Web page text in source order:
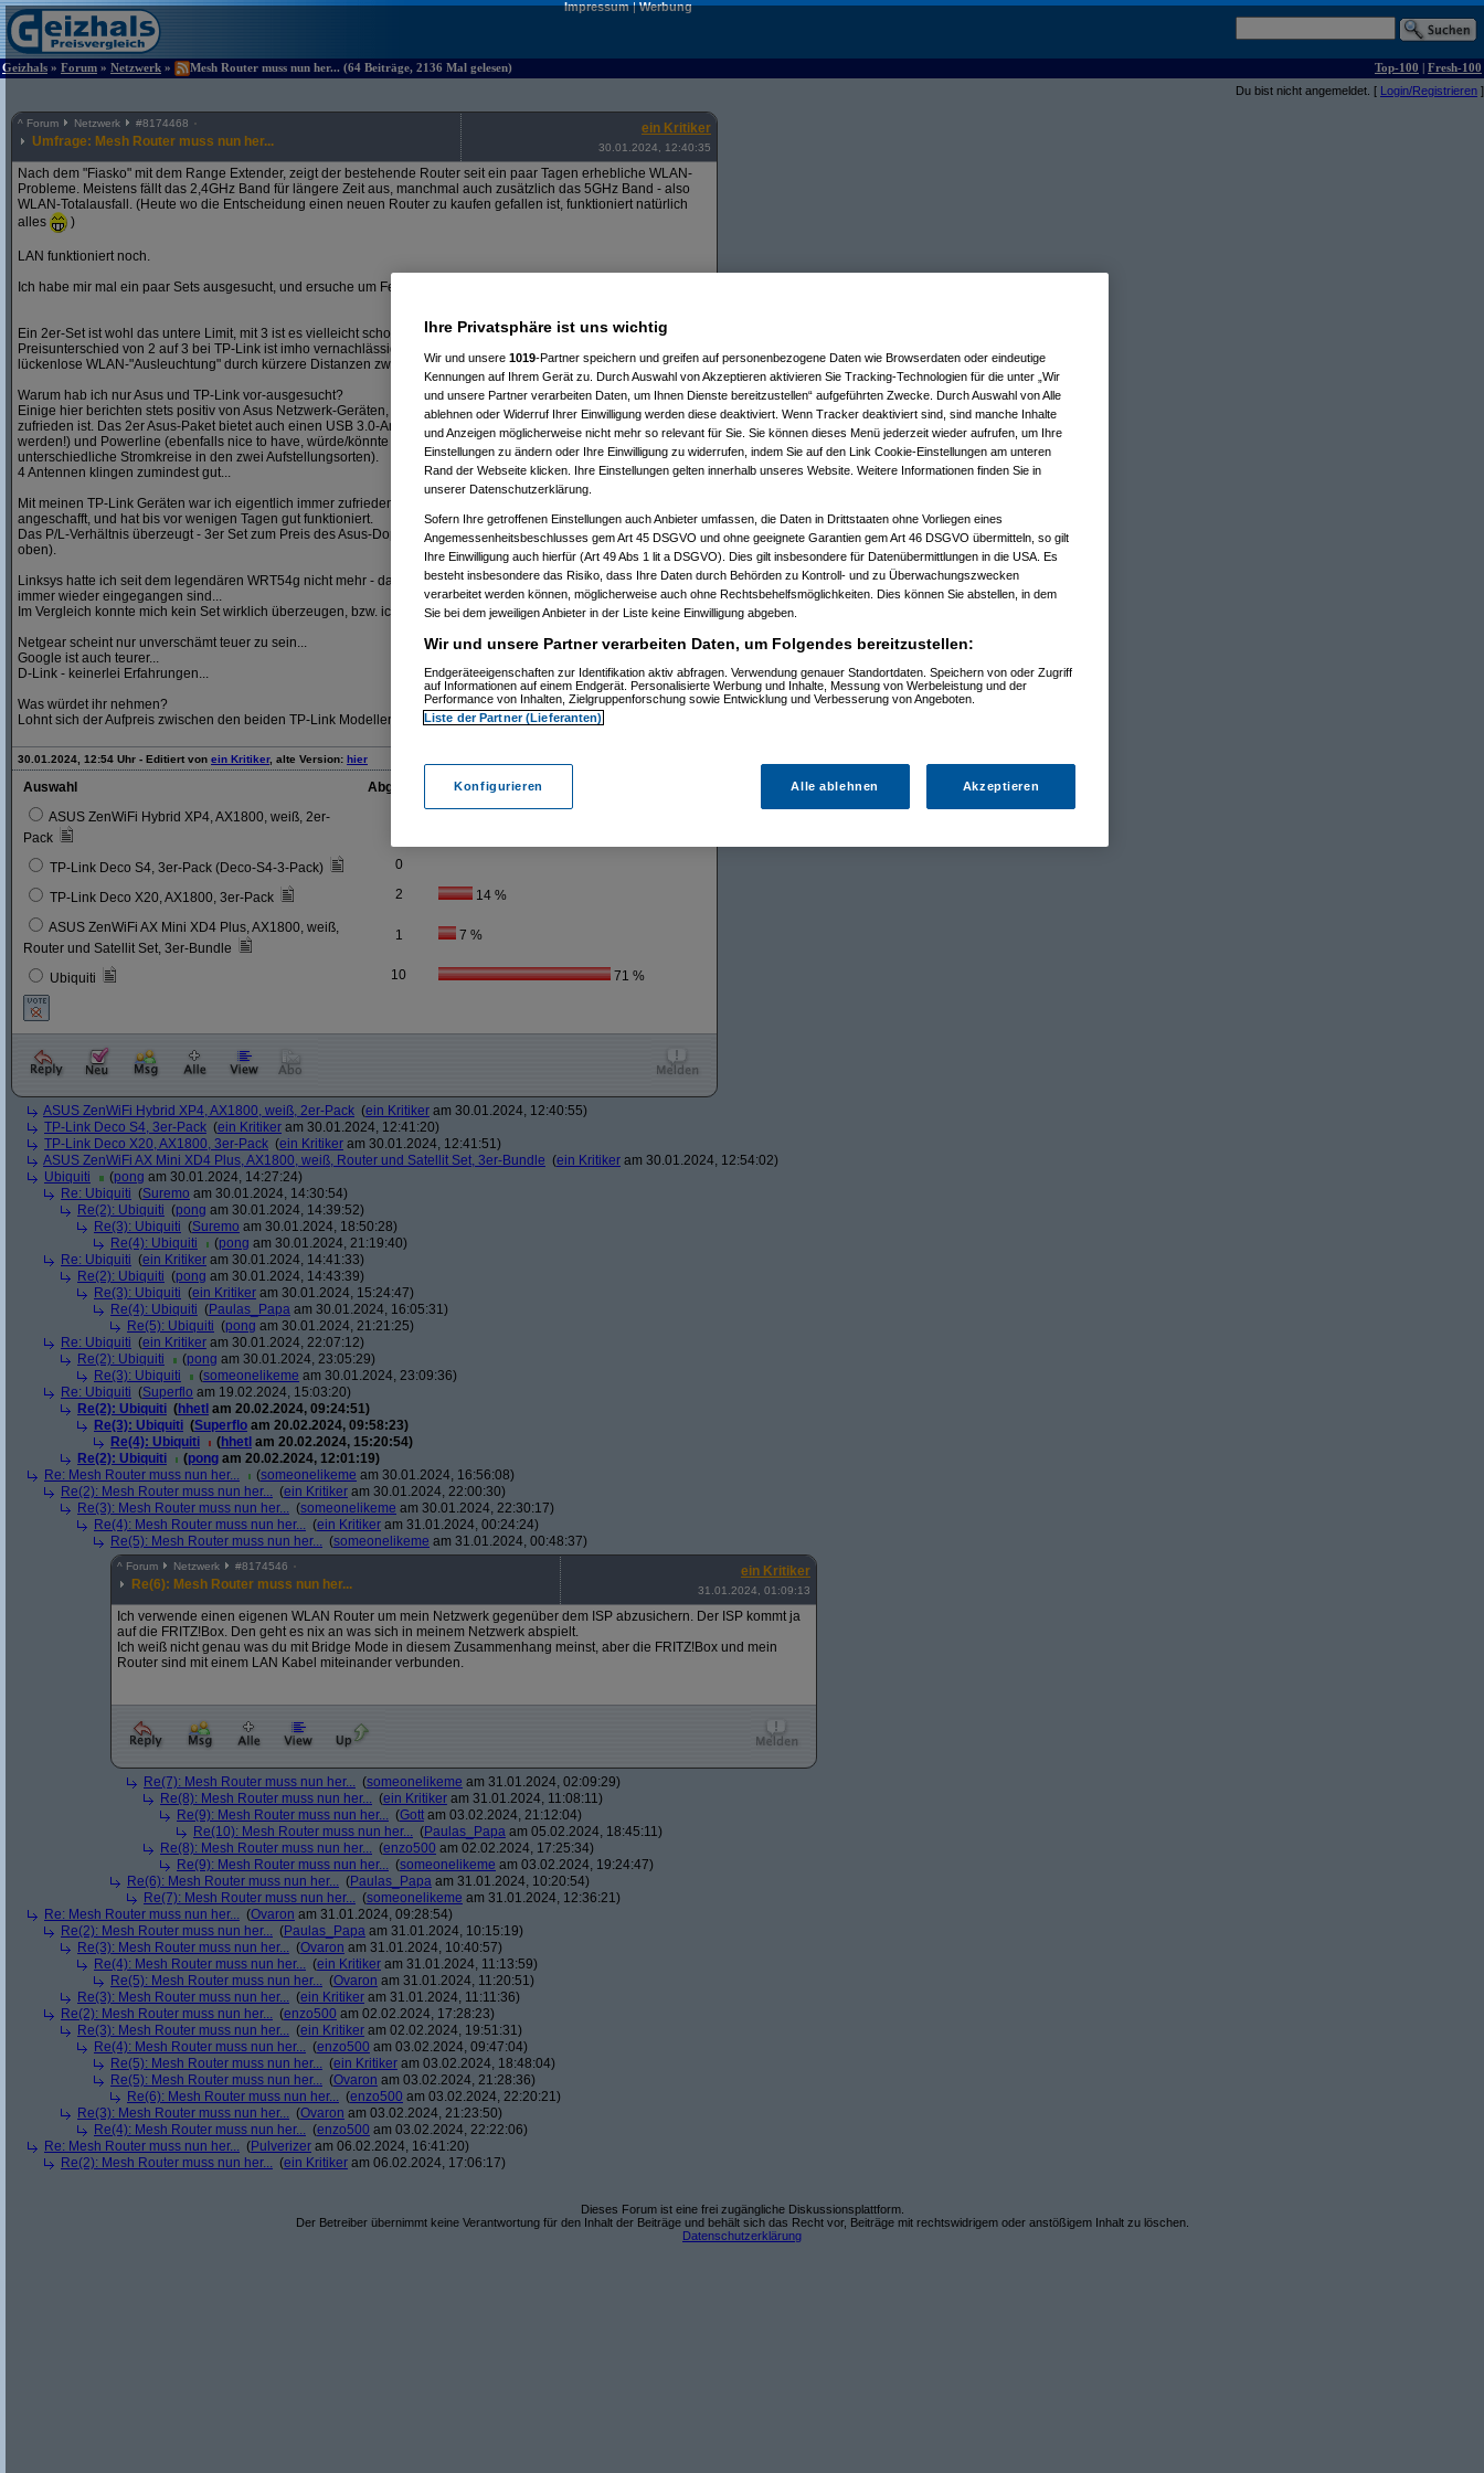
Impressum|Werbung
Geizhals » Forum » Netzwerk » Mesh Router muss nun her... (64 Beiträge, 2136 Mal gelesen) Top-100 | Fresh-100
Du bist nicht angemeldet. [ Login/Registrieren ]
^ Forum Netzwerk #8174468
Umfrage: Mesh Router muss nun her...
ein Kritiker
30.01.2024, 12:40:35
Nach dem "Fiasko" mit dem Range Extender, zeigt der bestehende Router seit ein paar Tagen erhebliche WLAN-
Probleme. Meistens fällt das 2,4GHz Band für längere Zeit aus, manchmal auch zusätzlich das 5GHz Band - also
WLAN-Totalausfall. (Heute wo die Entscheidung einen neuen Router zu kaufen gefallen ist, funktioniert natürlich
alles
)
LAN funktioniert noch.
Ich habe mir mal ein paar Sets ausgesucht, und ersuche um Feedback bzw. Teilnahme an der Abstimmung.
Ein 2er-Set ist wohl das untere Limit, mit 3 ist es vielleicht schon mit Kanonen auf Spatzen schießen - aber der
Preisunterschied von 2 auf 3 bei TP-Link ist imho vernachlässigbar, zudem erwarte ich mir dadurch eine wirklich
lückenlose WLAN-"Ausleuchtung" durch kürzere Distanzen zwischen den einzelnen Einheiten.
Warum hab ich nur Asus und TP-Link vor-ausgesucht?
Einige hier berichten stets positiv von Asus Netzwerk-Geräten, habe auch einen guten Freund der mit seinem sehr
zufrieden ist. Das 2er Asus-Paket bietet auch einen USB 3.0-Anschluss (nice to have, würde aktuell nicht genutzt
werden!) und Powerline (ebenfalls nice to have, würde/könnte aber ebenfalls nicht genutzt werden -
unterschiedliche Stromkreise in den zwei Aufstellungsorten).
4 Antennen klingen zumindest gut...
Mit meinen TP-Link Geräten war ich eigentlich immer zufrieden. Der aktuelle Router, ein Archer C3200 wurde 2016
angeschafft, und hat bis vor wenigen Tagen gut funktioniert.
Das P/L-Verhältnis überzeugt - 3er Set zum Preis des Asus-Doppelpacks (bei weniger Schnick-Schnack, siehe
oben).
Linksys hatte ich seit dem legendären WRT54g nicht mehr - davon aber glaub ich 3 Stück, weil die Drecksdinger
immer wieder eingegangen sind...
Im Vergleich konnte mich kein Set wirklich überzeugen, bzw. ich sah keinen Mehrwert. Sieht das wer anders?
Netgear scheint nur unverschämt teuer zu sein...
Google ist auch teurer...
D-Link - keinerlei Erfahrungen...
Was würdet ihr nehmen?
Lohnt sich der Aufpreis zwischen den beiden TP-Link Modellen?
30.01.2024, 12:54 Uhr - Editiert von ein Kritiker, alte Version: hier
Auswahl
Abgegebene Stimmen
ASUS ZenWiFi Hybrid XP4, AX1800, weiß, 2er-
Pack
TP-Link Deco S4, 3er-Pack (Deco-S4-3-Pack) 0
TP-Link Deco X20, AX1800, 3er-Pack 2 14 %
ASUS ZenWiFi AX Mini XD4 Plus, AX1800, weiß,
Router und Satellit Set, 3er-Bundle
1 7 %
Ubiquiti 10 71 %
ASUS ZenWiFi Hybrid XP4, AX1800, weiß, 2er-Pack (ein Kritiker am 30.01.2024, 12:40:55)
TP-Link Deco S4, 3er-Pack (ein Kritiker am 30.01.2024, 12:41:20)
TP-Link Deco X20, AX1800, 3er-Pack (ein Kritiker am 30.01.2024, 12:41:51)
ASUS ZenWiFi AX Mini XD4 Plus, AX1800, weiß, Router und Satellit Set, 3er-Bundle (ein Kritiker am 30.01.2024, 12:54:02)
Ubiquiti
(pong am 30.01.2024, 14:27:24)
Re: Ubiquiti (Suremo am 30.01.2024, 14:30:54)
Re(2): Ubiquiti (pong am 30.01.2024, 14:39:52)
Re(3): Ubiquiti (Suremo am 30.01.2024, 18:50:28)
Re(4): Ubiquiti
(pong am 30.01.2024, 21:19:40)
Re: Ubiquiti (ein Kritiker am 30.01.2024, 14:41:33)
Re(2): Ubiquiti (pong am 30.01.2024, 14:43:39)
Re(3): Ubiquiti (ein Kritiker am 30.01.2024, 15:24:47)
Re(4): Ubiquiti (Paulas_Papa am 30.01.2024, 16:05:31)
Re(5): Ubiquiti (pong am 30.01.2024, 21:21:25)
Re: Ubiquiti (ein Kritiker am 30.01.2024, 22:07:12)
Re(2): Ubiquiti
(pong am 30.01.2024, 23:05:29)
Re(3): Ubiquiti
(someonelikeme am 30.01.2024, 23:09:36)
Re: Ubiquiti (Superflo am 19.02.2024, 15:03:20)
Re(2): Ubiquiti (hhetl am 20.02.2024, 09:24:51)
Re(3): Ubiquiti (Superflo am 20.02.2024, 09:58:23)
Re(4): Ubiquiti
(hhetl am 20.02.2024, 15:20:54)
Re(2): Ubiquiti
(pong am 20.02.2024, 12:01:19)
Re: Mesh Router muss nun her...
(someonelikeme am 30.01.2024, 16:56:08)
Re(2): Mesh Router muss nun her... (ein Kritiker am 30.01.2024, 22:00:30)
Re(3): Mesh Router muss nun her... (someonelikeme am 30.01.2024, 22:30:17)
Re(4): Mesh Router muss nun her... (ein Kritiker am 31.01.2024, 00:24:24)
Re(5): Mesh Router muss nun her... (someonelikeme am 31.01.2024, 00:48:37)
^ Forum Netzwerk #8174546
Re(6): Mesh Router muss nun her...
ein Kritiker
31.01.2024, 01:09:13
Ich verwende einen eigenen WLAN Router um mein Netzwerk gegenüber dem ISP abzusichern. Der ISP kommt ja
auf die FRITZ!Box. Den geht es nix an was sich in meinem Netzwerk abspielt.
Ich weiß nicht genau was du mit Bridge Mode in diesem Zusammenhang meinst, aber die FRITZ!Box und mein
Router sind mit einem LAN Kabel miteinander verbunden.
Re(7): Mesh Router muss nun her... (someonelikeme am 31.01.2024, 02:09:29)
Re(8): Mesh Router muss nun her... (ein Kritiker am 31.01.2024, 11:08:11)
Re(9): Mesh Router muss nun her... (Gott am 03.02.2024, 21:12:04)
Re(10): Mesh Router muss nun her... (Paulas_Papa am 05.02.2024, 18:45:11)
Re(8): Mesh Router muss nun her... (enzo500 am 02.02.2024, 17:25:34)
Re(9): Mesh Router muss nun her... (someonelikeme am 03.02.2024, 19:24:47)
Re(6): Mesh Router muss nun her... (Paulas_Papa am 31.01.2024, 10:20:54)
Re(7): Mesh Router muss nun her... (someonelikeme am 31.01.2024, 12:36:21)
Re: Mesh Router muss nun her... (Ovaron am 31.01.2024, 09:28:54)
Re(2): Mesh Router muss nun her... (Paulas_Papa am 31.01.2024, 10:15:19)
Re(3): Mesh Router muss nun her... (Ovaron am 31.01.2024, 10:40:57)
Re(4): Mesh Router muss nun her... (ein Kritiker am 31.01.2024, 11:13:59)
Re(5): Mesh Router muss nun her... (Ovaron am 31.01.2024, 11:20:51)
Re(3): Mesh Router muss nun her... (ein Kritiker am 31.01.2024, 11:11:36)
Re(2): Mesh Router muss nun her... (enzo500 am 02.02.2024, 17:28:23)
Re(3): Mesh Router muss nun her... (ein Kritiker am 02.02.2024, 19:51:31)
Re(4): Mesh Router muss nun her... (enzo500 am 03.02.2024, 09:47:04)
Re(5): Mesh Router muss nun her... (ein Kritiker am 03.02.2024, 18:48:04)
Re(5): Mesh Router muss nun her... (Ovaron am 03.02.2024, 21:28:36)
Re(6): Mesh Router muss nun her... (enzo500 am 03.02.2024, 22:20:21)
Re(3): Mesh Router muss nun her... (Ovaron am 03.02.2024, 21:23:50)
Re(4): Mesh Router muss nun her... (enzo500 am 03.02.2024, 22:22:06)
Re: Mesh Router muss nun her... (Pulverizer am 06.02.2024, 16:41:20)
Re(2): Mesh Router muss nun her... (ein Kritiker am 06.02.2024, 17:06:17)
Dieses Forum ist eine frei zugängliche Diskussionsplattform.
Der Betreiber übernimmt keine Verantwortung für den Inhalt der Beiträge und behält sich das Recht vor, Beiträge mit rechtswidrigem oder anstößigem Inhalt zu löschen.
Datenschutzerklärung
Ihre Privatsphäre ist uns wichtig
Wir und unsere 1019-Partner speichern und greifen auf personenbezogene Daten wie Browserdaten oder eindeutige
Kennungen auf Ihrem Gerät zu. Durch Auswahl von Akzeptieren aktivieren Sie Tracking-Technologien für die unter „Wir
und unsere Partner verarbeiten Daten, um Ihnen Dienste bereitzustellen“ aufgeführten Zwecke. Durch Auswahl von Alle
ablehnen oder Widerruf Ihrer Einwilligung werden diese deaktiviert. Wenn Tracker deaktiviert sind, sind manche Inhalte
und Anzeigen möglicherweise nicht mehr so relevant für Sie. Sie können dieses Menü jederzeit wieder aufrufen, um Ihre
Einstellungen zu ändern oder Ihre Einwilligung zu widerrufen, indem Sie auf den Link Cookie-Einstellungen am unteren
Rand der Webseite klicken. Ihre Einstellungen gelten innerhalb unseres Website. Weitere Informationen finden Sie in
unserer Datenschutzerklärung.
Sofern Ihre getroffenen Einstellungen auch Anbieter umfassen, die Daten in Drittstaaten ohne Vorliegen eines
Angemessenheitsbeschlusses gem Art 45 DSGVO und ohne geeignete Garantien gem Art 46 DSGVO übermitteln, so gilt
Ihre Einwilligung auch hierfür (Art 49 Abs 1 lit a DSGVO). Dies gilt insbesondere für Datenübermittlungen in die USA. Es
besteht insbesondere das Risiko, dass Ihre Daten durch Behörden zu Kontroll- und zu Überwachungszwecken
verarbeitet werden können, möglicherweise auch ohne Rechtsbehelfsmöglichkeiten. Dies können Sie abstellen, in dem
Sie bei dem jeweiligen Anbieter in der Liste keine Einwilligung abgeben.
Wir und unsere Partner verarbeiten Daten, um Folgendes bereitzustellen:
Endgeräteeigenschaften zur Identifikation aktiv abfragen. Verwendung genauer Standortdaten. Speichern von oder Zugriff
auf Informationen auf einem Endgerät. Personalisierte Werbung und Inhalte, Messung von Werbeleistung und der
Performance von Inhalten, Zielgruppenforschung sowie Entwicklung und Verbesserung von Angeboten.
Liste der Partner (Lieferanten)
Konfigurieren Alle ablehnen Akzeptieren